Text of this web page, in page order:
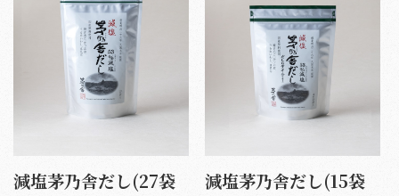
減塩茅乃舎だし(27袋
減塩茅乃舎だし(15袋